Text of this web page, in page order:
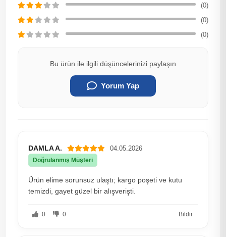
(0)
(0)
(0)
Bu ürün ile ilgili düşüncelerinizi paylaşın
Yorum Yap
DAMLA A. 04.05.2026
Doğrulanmış Müşteri
Ürün elime sorunsuz ulaştı; kargo poşeti ve kutu
temizdi, gayet güzel bir alışverişti.
0 0 Bildir